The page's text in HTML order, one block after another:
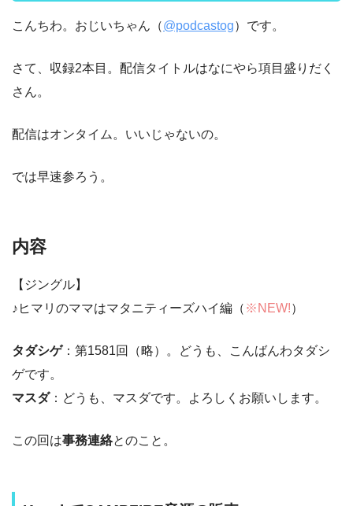
こんちわ。おじいちゃん（@podcastog）です。
さて、収録2本目。配信タイトルはなにやら項目盛りだく
さん。
配信はオンタイム。いいじゃないの。
では早速参ろう。
内容
【ジングル】
♪ヒマリのママはマタニティーズハイ編（ ※NEW!）
タダシゲ：第1581回（略）。どうも、こんばんわタダシ
ゲです。
マスダ：どうも、マスダです。よろしくお願いします。
この回は事務連絡とのこと。